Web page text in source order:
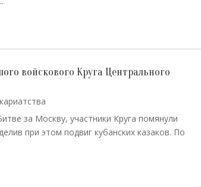
войскового Круга Центрального
за Москву, участники Круга помянули
при этом подвиг кубанских казаков. По